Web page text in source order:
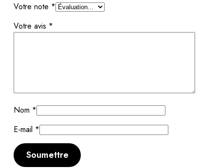
Votre note *
Votre avis *
Nom *
E-mail *